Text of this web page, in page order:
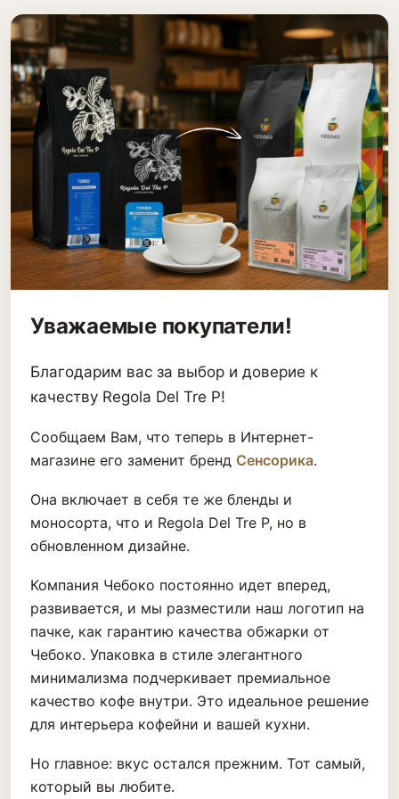
Уважаемые покупатели!
Благодарим вас за выбор и доверие к
качеству Regola Del Tre P!
Сообщаем Вам, что теперь в Интернет-
магазине его заменит бренд Сенсорика.
Она включает в себя те же бленды и
моносорта, что и Regola Del Tre P, но в
обновленном дизайне.
Компания Чебоко постоянно идет вперед,
развивается, и мы разместили наш логотип на
пачке, как гарантию качества обжарки от
Чебоко. Упаковка в стиле элегантного
минимализма подчеркивает премиальное
качество кофе внутри. Это идеальное решение
для интерьера кофейни и вашей кухни.
Но главное: вкус остался прежним. Тот самый,
который вы любите.